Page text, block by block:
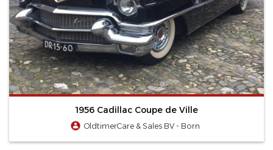
1956 Cadillac Coupe de Ville
OldtimerCare & Sales BV - Born